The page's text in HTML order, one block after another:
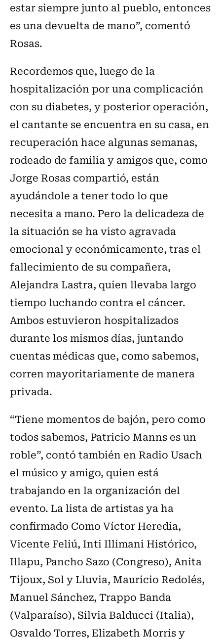
estar siempre junto al pueblo, entonces
es una devuelta de mano”, comentó
Rosas.
Recordemos que, luego de la
hospitalización por una complicación
con su diabetes, y posterior operación,
el cantante se encuentra en su casa, en
recuperación hace algunas semanas,
rodeado de familia y amigos que, como
Jorge Rosas compartió, están
ayudándole a tener todo lo que
necesita a mano. Pero la delicadeza de
la situación se ha visto agravada
emocional y económicamente, tras el
fallecimiento de su compañera,
Alejandra Lastra, quien llevaba largo
tiempo luchando contra el cáncer.
Ambos estuvieron hospitalizados
durante los mismos días, juntando
cuentas médicas que, como sabemos,
corren mayoritariamente de manera
privada.
“Tiene momentos de bajón, pero como
todos sabemos, Patricio Manns es un
roble”, contó también en Radio Usach
el músico y amigo, quien está
trabajando en la organización del
evento. La lista de artistas ya ha
confirmado Como Víctor Heredia,
Vicente Feliú, Inti Illimani Histórico,
Illapu, Pancho Sazo (Congreso), Anita
Tijoux, Sol y Lluvia, Mauricio Redolés,
Manuel Sánchez, Trappo Banda
(Valparaíso), Silvia Balducci (Italia),
Osvaldo Torres, Elizabeth Morris y